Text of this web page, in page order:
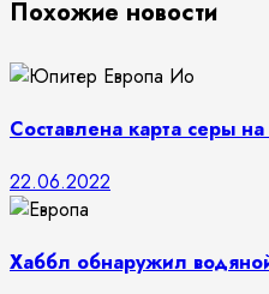
Похожие новости
Составлена карта серы
22.06.2022
Хаббл обнаружил